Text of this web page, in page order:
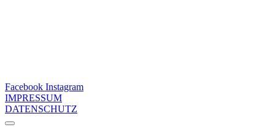
Facebook Instagram
IMPRESSUM
DATENSCHUTZ